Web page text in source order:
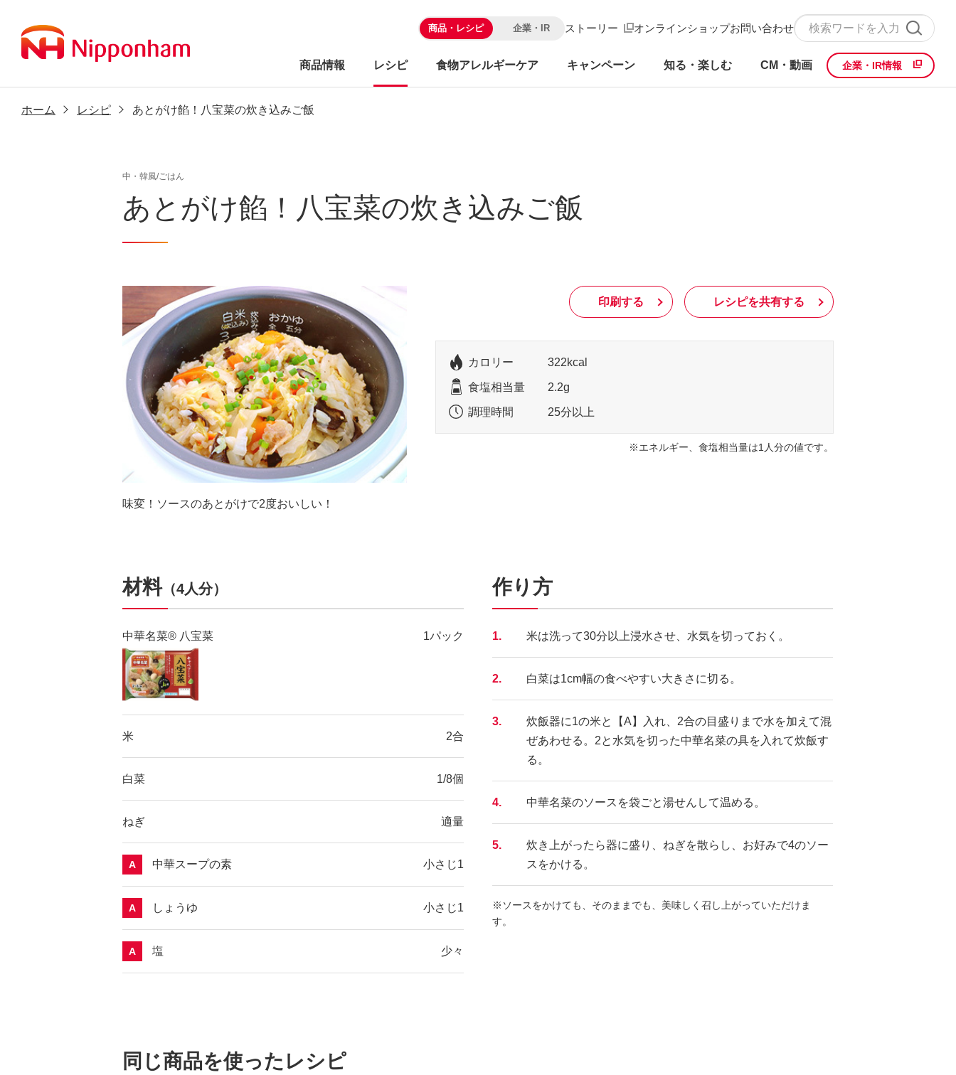
商品・レシピ 企業・IR ストーリー オンラインショップお問い合わせ
商品情報 レシピ 食物アレルギーケア キャンペーン 知る・楽しむ CM・動画 企業・IR情報
ホーム レシピ あとがけ餡！八宝菜の炊き込みご飯
中・韓風/ごはん
あとがけ餡！八宝菜の炊き込みご飯
味変！ソースのあとがけで2度おいしい！
印刷する レシピを共有する
カロリー 322kcal
食塩相当量 2.2g
調理時間 25分以上
エネルギー、食塩相当量は1人分の値です。
材料（4人分）
中華名菜® 八宝菜 1パック
米 2合
白菜 1/8個
ねぎ 適量
A 中華スープの素 小さじ1
A しょうゆ 小さじ1
A 塩 少々
作り方
1. 米は洗って30分以上浸水させ、水気を切っておく。
2. 白菜は1cm幅の食べやすい大きさに切る。
3.
炊飯器に1の米と【A】入れ、2合の目盛りまで水を加えて混
ぜあわせる。2と水気を切った中華名菜の具を入れて炊飯す
る。
4. 中華名菜のソースを袋ごと湯せんして温める。
5.
炊き上がったら器に盛り、ねぎを散らし、お好みで4のソー
スをかける。
※ソースをかけても、そのままでも、美味しく召し上がっていただけま
す。
同じ商品を使ったレシピ